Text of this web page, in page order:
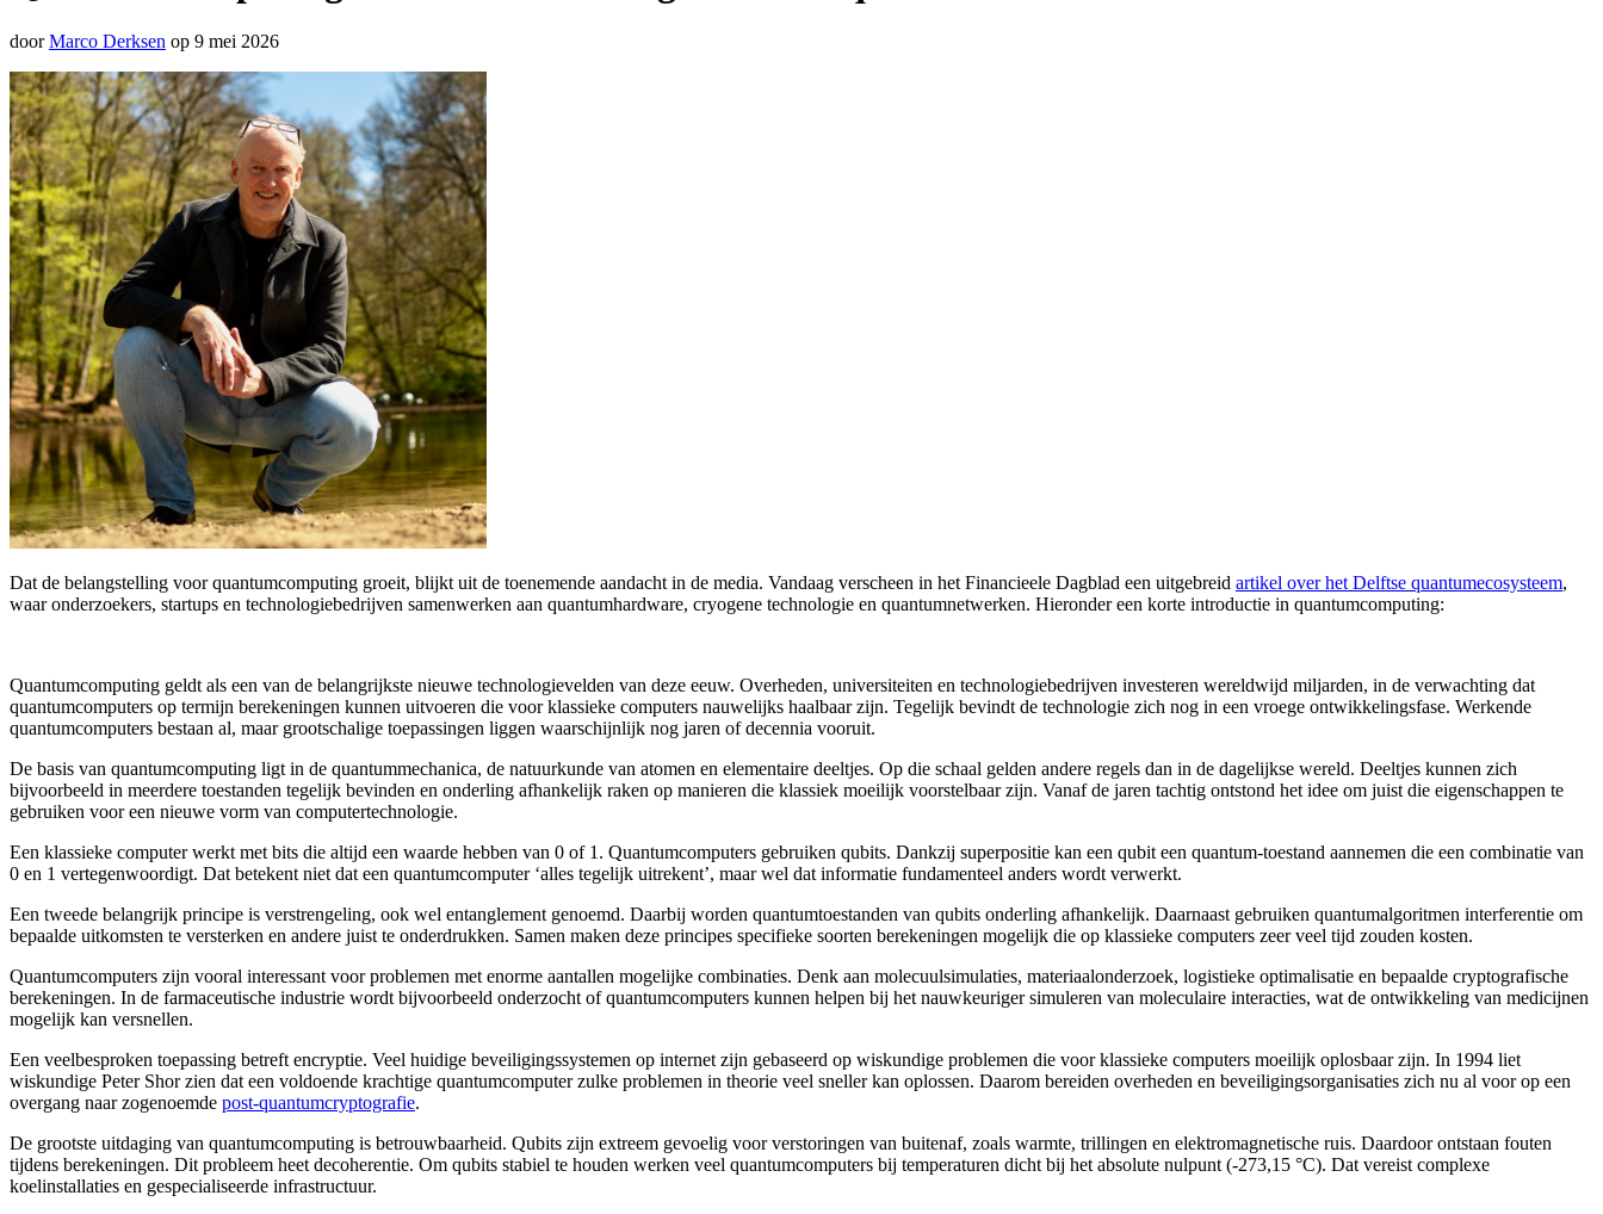
doorMarco Derksen op 9 mei 2026
Dat de belangstelling voor quantumcomputing groeit, blijkt uit de toenemende aandacht in de media. Vandaag verscheen in het Financieele Dagblad een uitgebreid artikel over het Delftse quantumecosysteem,
waar onderzoekers, startups en technologiebedrijven samenwerken aan quantumhardware, cryogene technologie en quantumnetwerken. Hieronder een korte introductie in quantumcomputing:
Quantumcomputing geldt als een van de belangrijkste nieuwe technologievelden van deze eeuw. Overheden, universiteiten en technologiebedrijven investeren wereldwijd miljarden, in de verwachting dat
quantumcomputers op termijn berekeningen kunnen uitvoeren die voor klassieke computers nauwelijks haalbaar zijn. Tegelijk bevindt de technologie zich nog in een vroege ontwikkelingsfase. Werkende
quantumcomputers bestaan al, maar grootschalige toepassingen liggen waarschijnlijk nog jaren of decennia vooruit.
De basis van quantumcomputing ligt in de quantummechanica, de natuurkunde van atomen en elementaire deeltjes. Op die schaal gelden andere regels dan in de dagelijkse wereld. Deeltjes kunnen zich
bijvoorbeeld in meerdere toestanden tegelijk bevinden en onderling afhankelijk raken op manieren die klassiek moeilijk voorstelbaar zijn. Vanaf de jaren tachtig ontstond het idee om juist die eigenschappen te
gebruiken voor een nieuwe vorm van computertechnologie.
Een klassieke computer werkt met bits die altijd een waarde hebben van 0 of 1. Quantumcomputers gebruiken qubits. Dankzij superpositie kan een qubit een quantum-toestand aannemen die een combinatie van
0 en 1 vertegenwoordigt. Dat betekent niet dat een quantumcomputer ‘alles tegelijk uitrekent’, maar wel dat informatie fundamenteel anders wordt verwerkt.
Een tweede belangrijk principe is verstrengeling, ook wel entanglement genoemd. Daarbij worden quantumtoestanden van qubits onderling afhankelijk. Daarnaast gebruiken quantumalgoritmen interferentie om
bepaalde uitkomsten te versterken en andere juist te onderdrukken. Samen maken deze principes specifieke soorten berekeningen mogelijk die op klassieke computers zeer veel tijd zouden kosten.
Quantumcomputers zijn vooral interessant voor problemen met enorme aantallen mogelijke combinaties. Denk aan molecuulsimulaties, materiaalonderzoek, logistieke optimalisatie en bepaalde cryptografische
berekeningen. In de farmaceutische industrie wordt bijvoorbeeld onderzocht of quantumcomputers kunnen helpen bij het nauwkeuriger simuleren van moleculaire interacties, wat de ontwikkeling van medicijnen
mogelijk kan versnellen.
Een veelbesproken toepassing betreft encryptie. Veel huidige beveiligingssystemen op internet zijn gebaseerd op wiskundige problemen die voor klassieke computers moeilijk oplosbaar zijn. In 1994 liet
wiskundige Peter Shor zien dat een voldoende krachtige quantumcomputer zulke problemen in theorie veel sneller kan oplossen. Daarom bereiden overheden en beveiligingsorganisaties zich nu al voor op een
overgang naar zogenoemde post-quantumcryptografie.
De grootste uitdaging van quantumcomputing is betrouwbaarheid. Qubits zijn extreem gevoelig voor verstoringen van buitenaf, zoals warmte, trillingen en elektromagnetische ruis. Daardoor ontstaan fouten
tijdens berekeningen. Dit probleem heet decoherentie. Om qubits stabiel te houden werken veel quantumcomputers bij temperaturen dicht bij het absolute nulpunt (-273,15 °C). Dat vereist complexe
koelinstallaties en gespecialiseerde infrastructuur.